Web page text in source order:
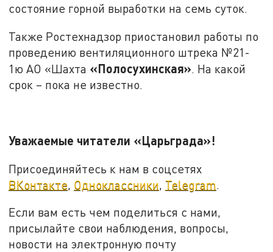
состояние горной выработки на семь суток.
Также Ростехнадзор приостановил работы по
проведению вентиляционного штрека №21-
1ю АО «Шахта «Полосухинская» . На какой
срок – пока не известно.
Уважаемые читатели «Царьграда»!
Присоединяйтесь к нам в соцсетях
ВКонтакте Одноклассники Telegram
Если вам есть чем поделиться с нами,
присылайте свои наблюдения, вопросы,
новости на электронную почту